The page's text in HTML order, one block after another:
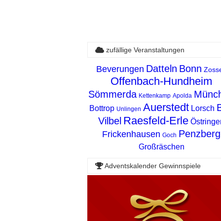
zufällige Veranstaltungen
Beverungen Datteln Bonn
Offenbach-Hundheim
Sömmerda Kettenkamp Apolda
Bottrop Unlingen Auerstedt Lorsch
Vilbel Raesfeld-Erle
Frickenhausen Goch Penzberg
Großräschen
Adventskalender Gewinnspiele